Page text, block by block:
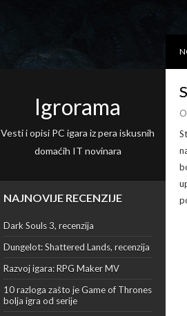
Igrorama
Vesti i opisi PC igara iz pera iskusnih
domaćih IT novinara
NAJNOVIJE RECENZIJE
Dark Souls 3, recenzija
Dungelot: Shattered Lands, recenzija
Razvoj igara: RPG Maker MV
10 razloga zašto je Game of Thrones
bolja igra od serije